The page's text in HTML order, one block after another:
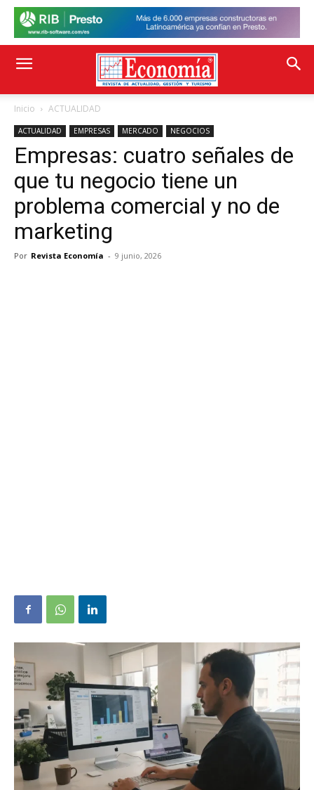
Inicio ACTUALIDAD
ACTUALIDAD EMPRESAS MERCADO NEGOCIOS
Empresas: cuatro señales de
que tu negocio tiene un
problema comercial y no de
marketing
Por Revista Economía - 9 junio, 2026